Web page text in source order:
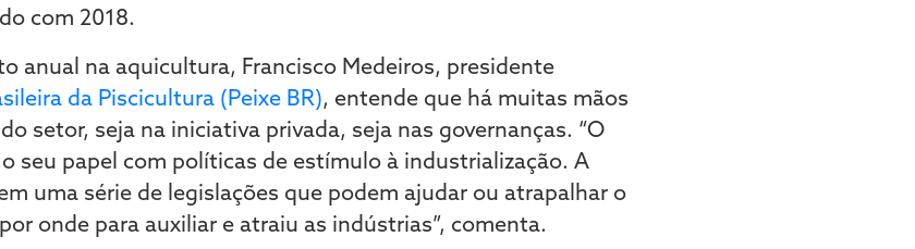
com 2018.
anual na aquicultura, Francisco Medeiros, presidente
da Piscicultura (Peixe BR), entende que há muitas mãos
setor, seja na iniciativa privada, seja nas governanças. “O
seu papel com políticas de estímulo à industrialização. A
uma série de legislações que podem ajudar ou atrapalhar o
onde para auxiliar e atraiu as indústrias”, comenta.